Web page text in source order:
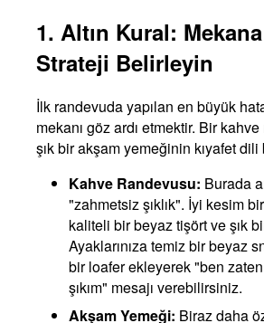
1. Altın Kural:
Strateji Belirleyin
İlk randevuda yapılan en büyük
mekanı göz ardı etmektir. Bir
şık bir akşam yemeğinin kıyafet dili
Kahve Randevusu: Burada
"zahmetsiz şıklık". İyi kesim
kaliteli bir beyaz tişört ve şık
Ayaklarınıza temiz bir beyaz
bir loafer ekleyerek "ben
şıkım" mesajı verebilirsiniz.
Akşam Yemeği: Biraz daha